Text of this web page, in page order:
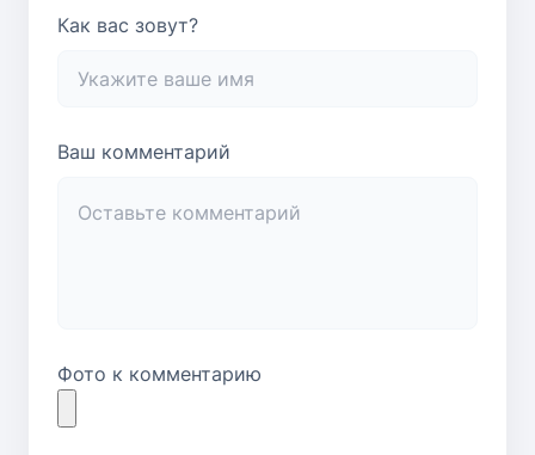
Как вас зовут?
Ваш комментарий
Фото к комментарию